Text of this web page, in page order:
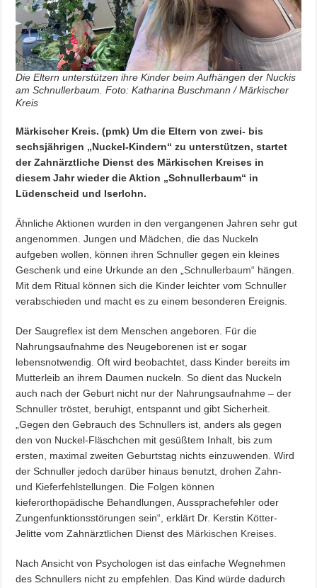
Die Eltern unterstützen ihre Kinder beim Aufhängen der Nuckis
am Schnullerbaum. Foto: Katharina Buschmann / Märkischer
Kreis
Märkischer Kreis. (pmk) Um die Eltern von zwei- bis
sechsjährigen „Nuckel-Kindern“ zu unterstützen, startet
der Zahnärztliche Dienst des Märkischen Kreises in
diesem Jahr wieder die Aktion „Schnullerbaum“ in
Lüdenscheid und Iserlohn.
Ähnliche Aktionen wurden in den vergangenen Jahren sehr gut
angenommen. Jungen und Mädchen, die das Nuckeln
aufgeben wollen, können ihren Schnuller gegen ein kleines
Geschenk und eine Urkunde an den „ Schnullerbaum“ hängen.
Mit dem Ritual können sich die Kinder leichter vom Schnuller
verabschieden und macht es zu einem besonderen Ereignis.
Der Saugreflex ist dem Menschen angeboren. Für die
Nahrungsaufnahme des Neugeborenen ist er sogar
lebensnotwendig. Oft wird beobachtet, dass Kinder bereits im
Mutterleib an ihrem Daumen nuckeln. So dient das Nuckeln
auch nach der Geburt nicht nur der Nahrungsaufnahme – der
Schnuller tröstet, beruhigt, entspannt und gibt Sicherheit.
„Gegen den Gebrauch des Schnullers ist, anders als gegen
den von Nuckel-Fläschchen mit gesüßtem Inhalt, bis zum
ersten, maximal zweiten Geburtstag nichts einzuwenden. Wird
der Schnuller jedoch darüber hinaus benutzt, drohen Zahn-
und Kieferfehlstellungen. Die Folgen können
kieferorthopädische Behandlungen, Aussprachefehler oder
Zungenfunktionsstörungen sein“, erklärt Dr. Kerstin Kötter-
Jelitte vom Zahnärztlichen Dienst des Märkischen Kreises
Nach Ansicht von Psychologen ist das einfache Wegnehmen
des Schnullers nicht zu empfehlen. Das Kind würde dadurch